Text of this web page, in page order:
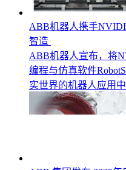
ABB机器人携手
智造
ABB机器人宣布，将
编程与仿真软件
实世界的机器人应用